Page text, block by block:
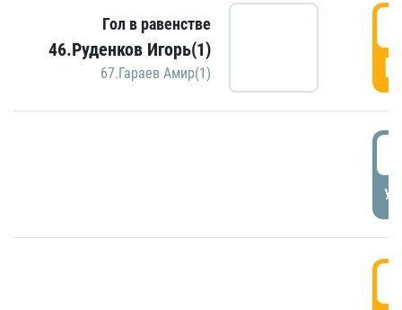
Гол в равенстве
46.Руденков Игорь(1)
67.Гараев Амир(1)